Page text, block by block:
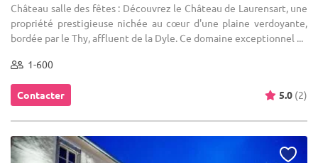
Château salle des fêtes : Découvrez le Château de Laurensart, une
propriété prestigieuse nichée au cœur d'une plaine verdoyante,
bordée par le Thy, affluent de la Dyle. Ce domaine exceptionnel ...
1-600
Contacter 5.0 (2)